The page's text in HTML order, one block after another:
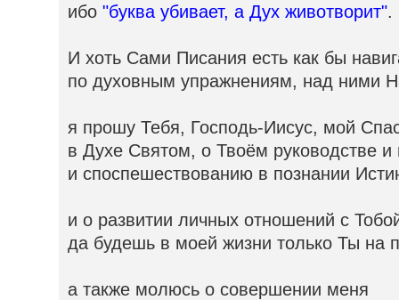
ибо"буква убивает, а Дух животворит".
И хоть Сами Писания есть как бы
по духовным упражнениям, над ними
я прошу Тебя, Господь-Иисус, мой
в Духе Святом, о Твоём руководстве и
и споспешествованию в познании
и о развитии личных отношений с
да будешь в моей жизни только Ты на
а также молюсь о совершении меня